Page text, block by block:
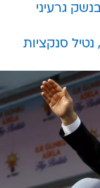
גרעיני
סנקציות